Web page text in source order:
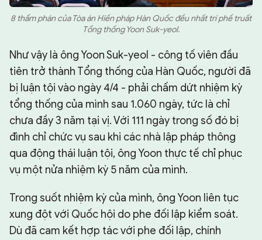
8 thẩm phán của Tòa án Hiến pháp Hàn Quốc đều nhất trí phế truất
Tổng thống Yoon Suk-yeol.
Như vậy là ông Yoon Suk-yeol - công tố viên đầu
tiên trở thành Tổng thống của Hàn Quốc, người đã
bị luận tội vào ngày 4/4 - phải chấm dứt nhiệm kỳ
tổng thống của mình sau 1.060 ngày, tức là chỉ
chưa đầy 3 năm tại vị. Với 111 ngày trong số đó bị
đình chỉ chức vụ sau khi các nhà lập pháp thông
qua động thái luận tội, ông Yoon thực tế chỉ phục
vụ một nửa nhiệm kỳ 5 năm của mình.
Trong suốt nhiệm kỳ của mình, ông Yoon liên tục
xung đột với Quốc hội do phe đối lập kiểm soát.
Dù đã cam kết hợp tác với phe đối lập, chính